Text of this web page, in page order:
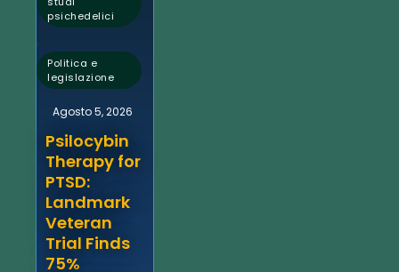
psichedelici
,
Politica e
legislazione
Agosto 5, 2026
Psilocybin
Therapy for
PTSD:
Landmark
Veteran
Trial Finds
75%